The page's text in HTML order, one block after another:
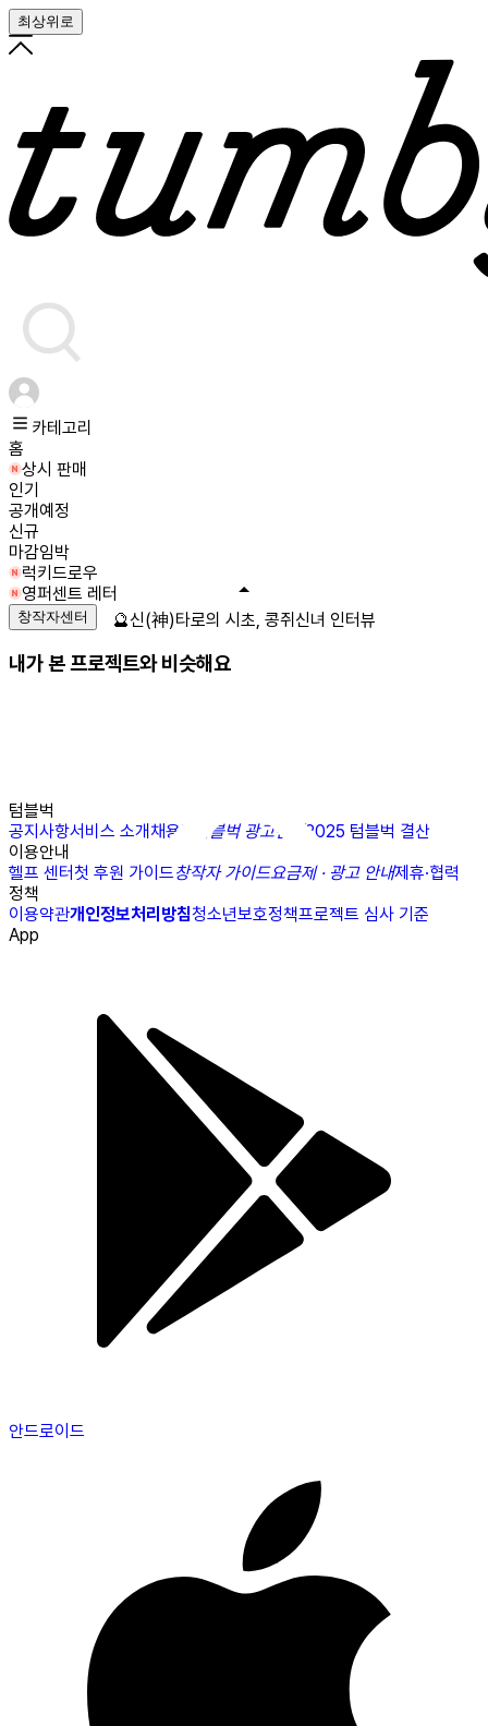
최상위로
카테고리
홈
상시 판매
인기
공개예정
신규
마감임박
럭키드로우
영퍼센트 레터
창작자센터
내가 본 프로젝트와 비슷해요
텀블벅
공지사항서비스 소개채용N 텀블벅 광고센터
2025 텀블벅 결산
이용안내
헬프 센터첫 후원 가이드창작자 가이드요금제 · 광고 안내제휴·협력
정책
이용약관개인정보처리방침청소년보호정책프로젝트 심사 기준
App
안드로이드
🔮신(神)타로의 시초, 콩쥐신녀 인터뷰